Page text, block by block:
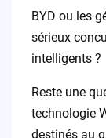
BYD ou les
sérieux
intelligents ?
Reste une
technologie
destinés au